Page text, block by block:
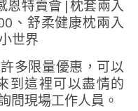
多限量優惠，可以
到這裡可以盡情的
問現場工作人員。